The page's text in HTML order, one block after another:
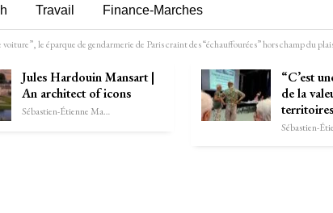
Travail Finance-Marches
le éparque de gendarmerie de Paris craint des “échauffourées” hors champ du
Jules Hardouin Mansart |
An architect of icons
Sébastien-Étienne Marechal
“C’est
de la